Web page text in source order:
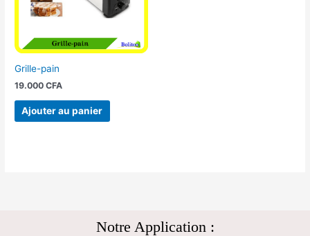
Grille-pain
19.000CFA
Ajouter au panier
Notre Application :